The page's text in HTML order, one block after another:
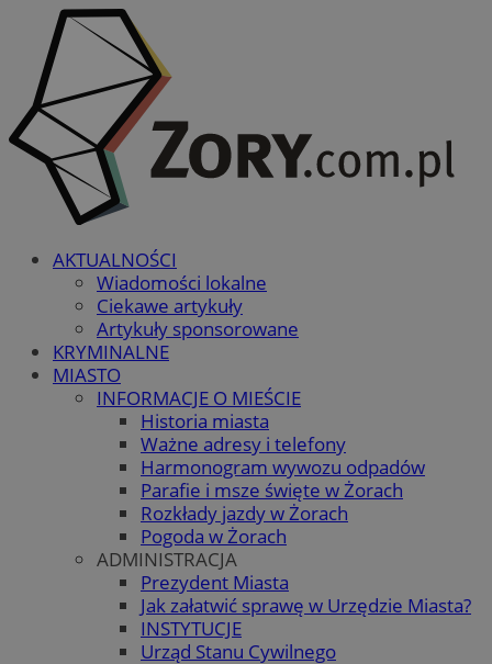
AKTUALNOŚCI
Wiadomości lokalne
Ciekawe artykuły
Artykuły sponsorowane
KRYMINALNE
MIASTO
INFORMACJE O MIEŚCIE
Historia miasta
Ważne adresy i telefony
Harmonogram wywozu odpadów
Parafie i msze święte w Żorach
Rozkłady jazdy w Żorach
Pogoda w Żorach
ADMINISTRACJA
Prezydent Miasta
Jak załatwić sprawę w Urzędzie Miasta?
INSTYTUCJE
Urząd Stanu Cywilnego